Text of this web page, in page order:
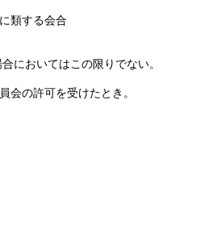
類する会合
においてはこの限りでない。
会の許可を受けたとき。